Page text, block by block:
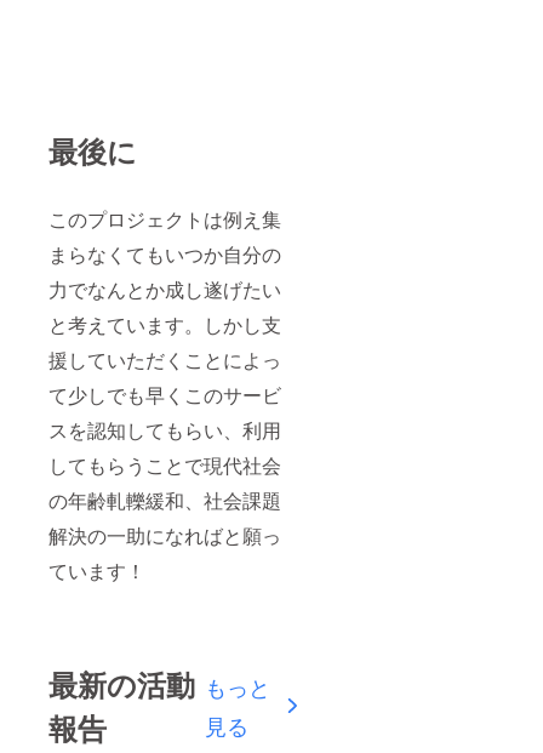
最後に
このプロジェクトは例え集
まらなくてもいつか自分の
力でなんとか成し遂げたい
と考えています。しかし支
援していただくことによっ
て少しでも早くこのサービ
スを認知してもらい、利用
してもらうことで現代社会
の年齢軋轢緩和、社会課題
解決の一助になればと願っ
ています！
最新の活動
報告
もっと
見る